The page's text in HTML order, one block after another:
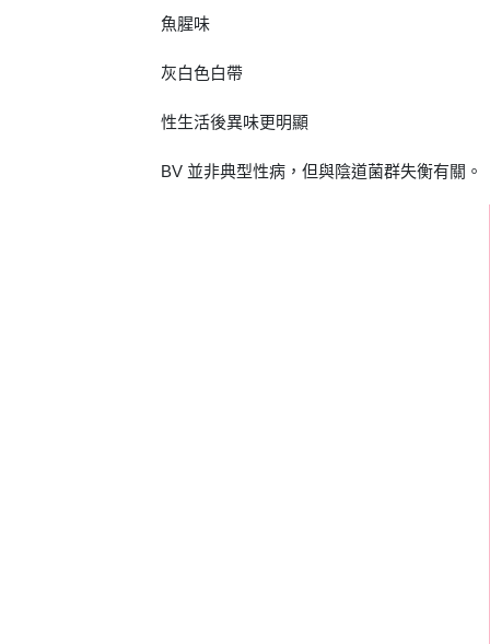
魚腥味
灰白色白帶
性生活後異味更明顯
BV 並非典型性病，但與陰道菌群失衡有關。